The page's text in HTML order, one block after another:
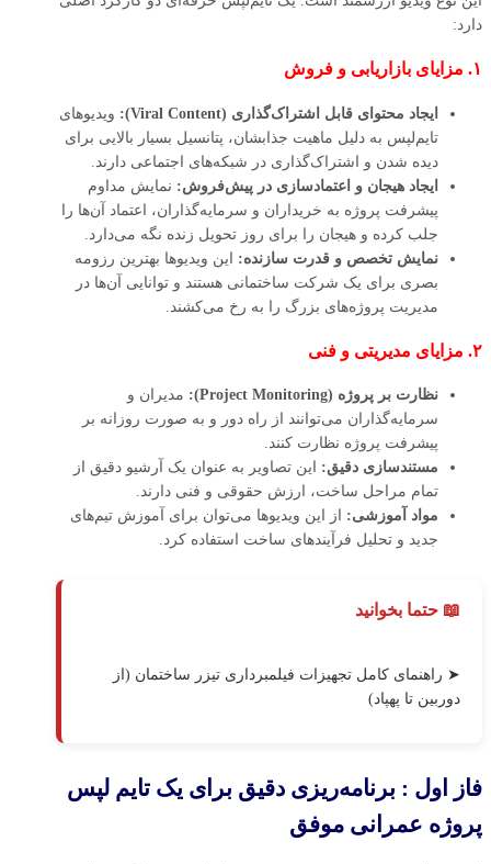
دارد:
۱. مزایای بازاریابی و فروش
ایجاد محتوای قابل اشتراک‌گذاری (Viral Content):
ویدیوهای
تایم‌لپس به دلیل ماهیت جذابشان، پتانسیل بسیار بالایی برای
دیده شدن و اشتراک‌گذاری در شبکه‌های اجتماعی دارند.
ایجاد هیجان و اعتمادسازی در پیش‌فروش: نمایش مداوم
پیشرفت پروژه به خریداران و سرمایه‌گذاران، اعتماد آن‌ها را
جلب کرده و هیجان را برای روز تحویل زنده نگه می‌دارد.
نمایش تخصص و قدرت سازنده: این ویدیوها بهترین رزومه
بصری برای یک شرکت ساختمانی هستند و توانایی آن‌ها در
مدیریت پروژه‌های بزرگ را به رخ می‌کشند.
۲. مزایای مدیریتی و فنی
نظارت بر پروژه (Project Monitoring):
مدیران و
سرمایه‌گذاران می‌توانند از راه دور و به صورت روزانه بر
پیشرفت پروژه نظارت کنند.
مستندسازی دقیق: این تصاویر به عنوان یک آرشیو دقیق از
تمام مراحل ساخت، ارزش حقوقی و فنی دارند.
مواد آموزشی: از این ویدیوها می‌توان برای آموزش تیم‌های
جدید و تحلیل فرآیندهای ساخت استفاده کرد.
📖 حتما بخوانید
➤ راهنمای کامل تجهیزات فیلمبرداری تیزر ساختمان (از
دوربین تا پهپاد)
فاز اول : برنامه‌ریزی دقیق برای یک تایم‌ لپس
پروژه‌ عمرانی موفق